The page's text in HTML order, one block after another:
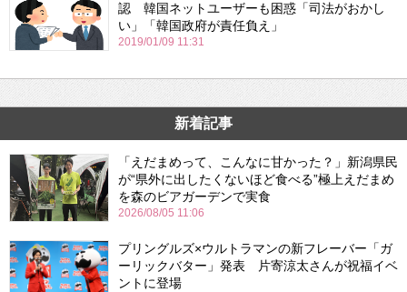
認 韓国ネットユーザーも困惑「司法がおかし
い」「韓国政府が責任負え」
2019/01/09 11:31
新着記事
「えだまめって、こんなに甘かった？」新潟県民
が“県外に出したくないほど食べる”極上えだまめ
を森のビアガーデンで実食
2026/08/05 11:06
プリングルズ×ウルトラマンの新フレーバー「ガ
ーリックバター」発表 片寄涼太さんが祝福イベ
ントに登場